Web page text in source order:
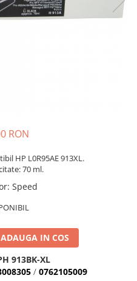
RON
HP L0R95AE 913XL.
70 ml.
: Speed
ADAUGA IN COS
913BK-XL
/ 0762105009